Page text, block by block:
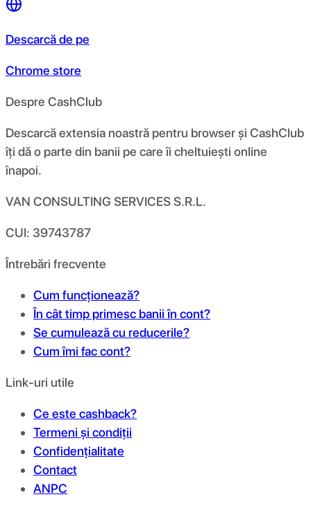
Descarcă de pe
Chrome store
Despre CashClub
Descarcă extensia noastră pentru browser și CashClub
îți dă o parte din banii pe care îi cheltuiești online
înapoi.
VAN CONSULTING SERVICES S.R.L.
CUI: 39743787
Întrebări frecvente
Cum funcționează?
În cât timp primesc banii în cont?
Se cumulează cu reducerile?
Cum îmi fac cont?
Link-uri utile
Ce este cashback?
Termeni și condiții
Confidențialitate
Contact
ANPC